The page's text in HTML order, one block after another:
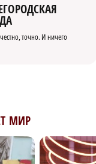
точно. И ничего
МИР